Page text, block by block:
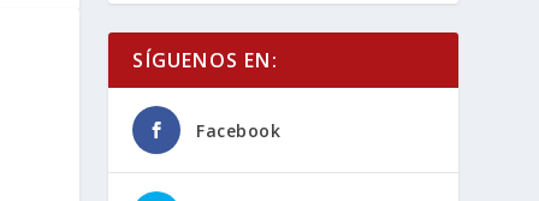
SÍGUENOS EN:
Facebook